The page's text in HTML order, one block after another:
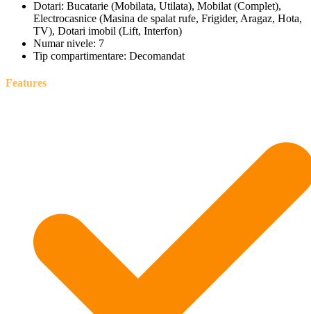
Dotari: Bucatarie (Mobilata, Utilata), Mobilat (Complet),
Electrocasnice (Masina de spalat rufe, Frigider, Aragaz, Hota,
TV), Dotari imobil (Lift, Interfon)
Numar nivele: 7
Tip compartimentare: Decomandat
Features